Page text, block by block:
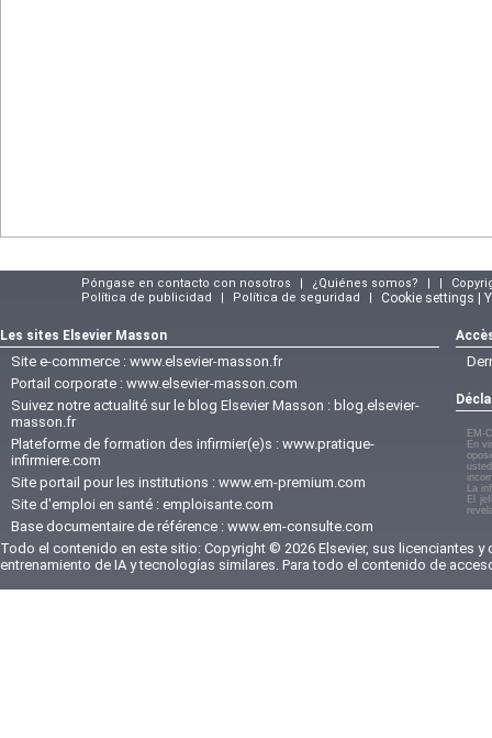
Póngase en contacto con nosotros | ¿Quiénes somos? | |
Política de publicidad
| Política de seguridad | Cookie settings |
Les sites Elsevier Masson
Site e-commerce : www.elsevier-masson.fr
Portail corporate : www.elsevier-masson.com
Suivez notre actualité sur le blog Elsevier Masson : blog.elsevier-
masson.fr
Plateforme de formation des infirmier(e)s : www.pratique-
infirmiere.com
Site portail pour les institutions : www.em-premium.com
Site d'emploi en santé : emploisante.com
Base documentaire de référence : www.em-consulte.com
EM-
En
La
El
Todo el contenido en este sitio: Copyright © 2026 Elsevier, sus licenciantes
entrenamiento de IA y tecnologías similares. Para todo el contenido de